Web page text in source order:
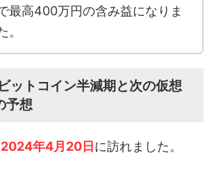
最高400万円の含み益になりま
。
ットコイン半減期と次の仮想
予想
2024年4月20日 に訪れました。